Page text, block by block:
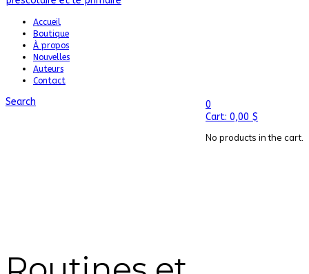
Accueil
Boutique
À propos
Nouvelles
Auteurs
Contact
0
Cart: 0,00 $
No products in the cart.
Search